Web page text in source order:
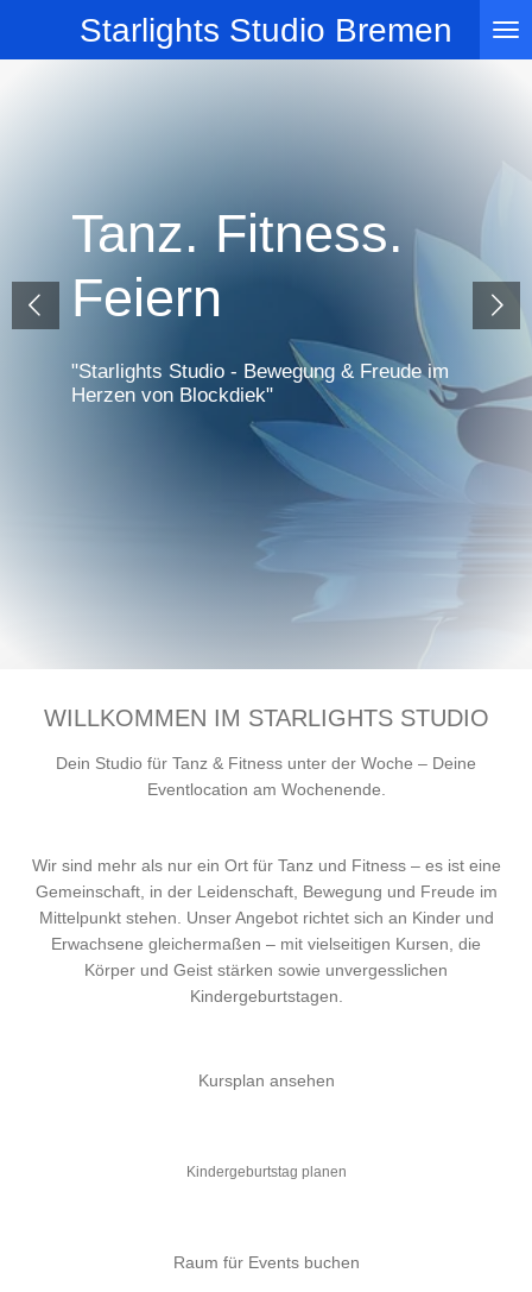
Starlights Studio Bremen
Tanz. Fitness.
Feiern
"Starlights Studio - Bewegung & Freude im
Herzen von Blockdiek"
WILLKOMMEN IM STARLIGHTS STUDIO
Dein Studio für Tanz & Fitness unter der Woche – Deine
Eventlocation am Wochenende.
Wir sind mehr als nur ein Ort für Tanz und Fitness – es ist eine
Gemeinschaft, in der Leidenschaft, Bewegung und Freude im
Mittelpunkt stehen. Unser Angebot richtet sich an Kinder und
Erwachsene gleichermaßen – mit vielseitigen Kursen, die
Körper und Geist stärken sowie unvergesslichen
Kindergeburtstagen.
Kursplan ansehen
Kindergeburtstag planen
Raum für Events buchen